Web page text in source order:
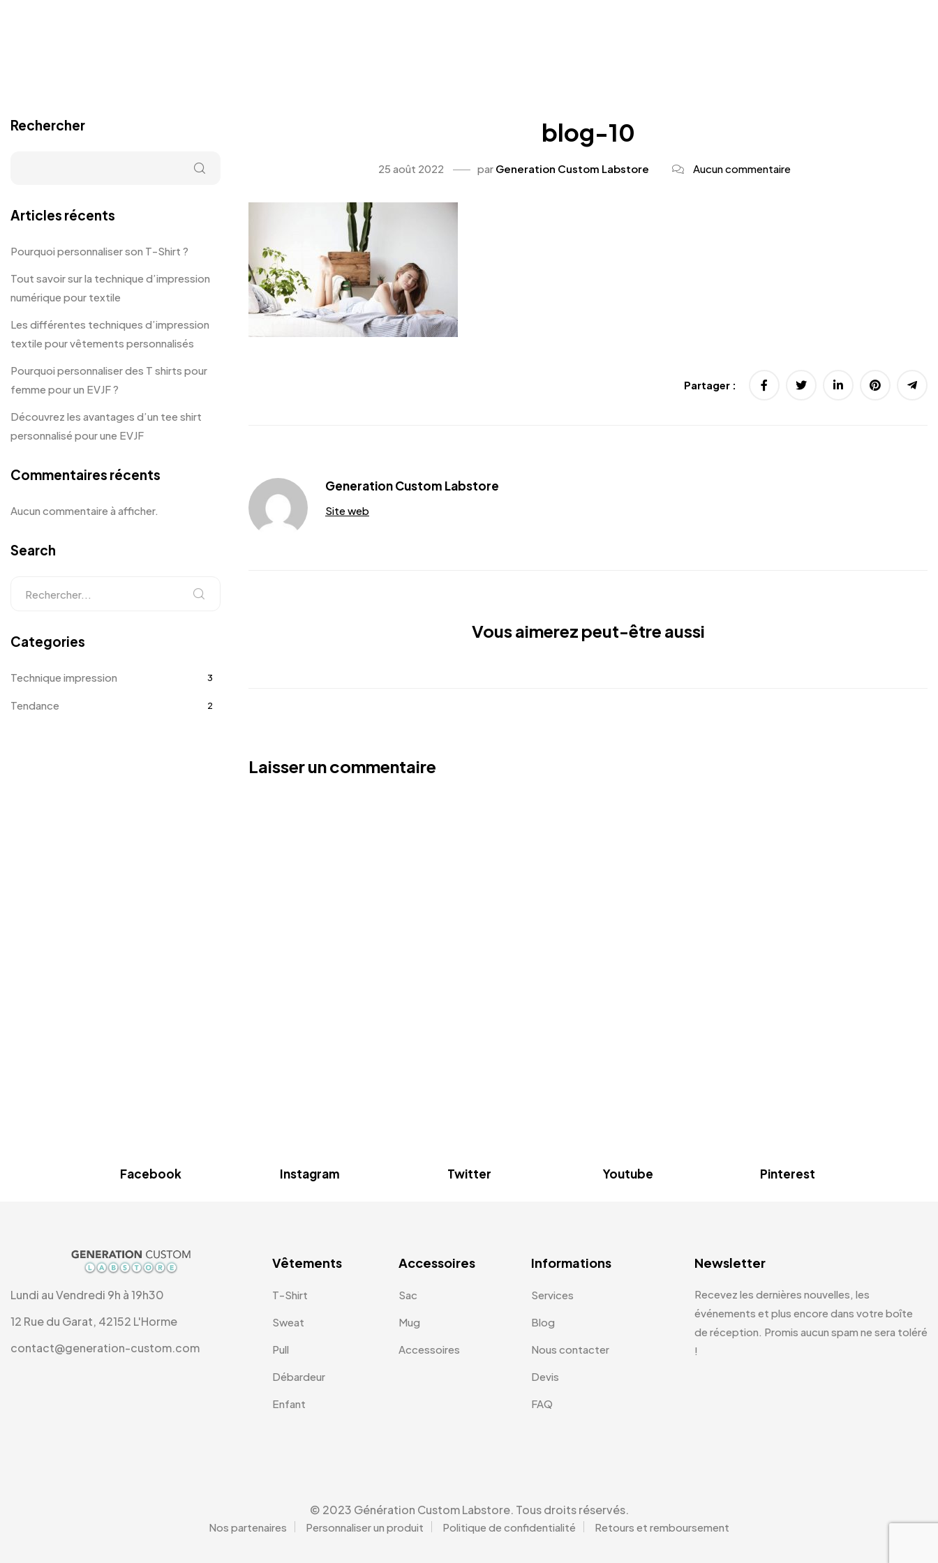
blog-10
25 août 2022 par Generation Custom Labstore Aucun commentaire
Partager :
Generation Custom Labstore
Site web
Vous aimerez peut-être aussi
Laisser un commentaire
Rechercher
Articles récents
Pourquoi personnaliser son T-Shirt ?
Tout savoir sur la technique d’impression
numérique pour textile
Les différentes techniques d’impression
textile pour vêtements personnalisés
Pourquoi personnaliser des T shirts pour
femme pour un EVJF ?
Découvrez les avantages d’un tee shirt
personnalisé pour une EVJF
Commentaires récents
Aucun commentaire à afficher.
Search
Categories
Technique impression 3
Tendance 2
Facebook Instagram Twitter Youtube Pinterest
Lundi au Vendredi 9h à 19h30
12 Rue du Garat, 42152 L'Horme
contact@generation-custom.com
Vêtements
T-Shirt
Sweat
Pull
Débardeur
Enfant
Accessoires
Sac
Mug
Accessoires
Informations
Services
Blog
Nous contacter
Devis
FAQ
Newsletter
Recevez les dernières nouvelles, les
événements et plus encore dans votre boîte
de réception. Promis aucun spam ne sera toléré
!
© 2023 Génération Custom Labstore. Tous droits réservés.
Nos partenaires Personnaliser un produit Politique de confidentialité Retours et remboursement